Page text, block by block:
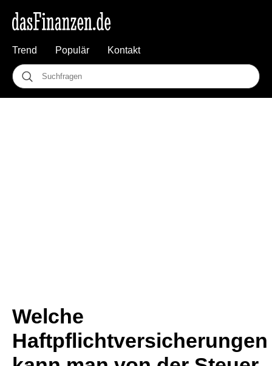
Trend Populär Kontakt
Welche
Haftpflichtversicherungen